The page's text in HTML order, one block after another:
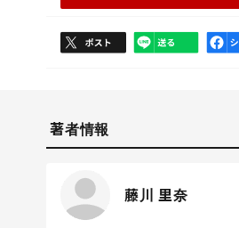
著者情報
藤川 里奈